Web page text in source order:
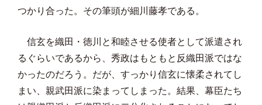
つかり合った。その筆頭が細川藤孝である。
信玄を織田・徳川と和睦させる使者として派遣され
るぐらいであるから、秀政はもともと反織田派ではな
かったのだろう。だが、すっかり信玄に懐柔されてし
まい、親武田派に染まってしまった。結果、幕臣たち